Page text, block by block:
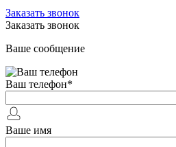
Заказать звонок
Заказать звонок
Ваше сообщение
Ваш телефон*
Ваше имя